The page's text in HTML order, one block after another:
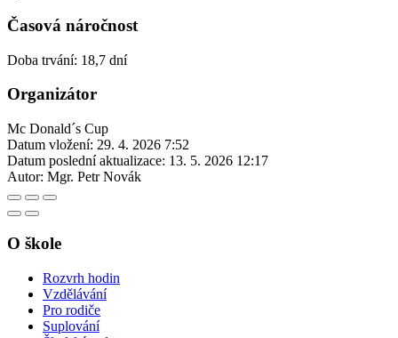
Časová náročnost
Doba trvání: 18,7 dní
Organizátor
Mc Donald´s Cup
Datum vložení: 29. 4. 2026 7:52
Datum poslední aktualizace: 13. 5. 2026 12:17
Autor: Mgr. Petr Novák
O škole
Rozvrh hodin
Vzdělávání
Pro rodiče
Suplování